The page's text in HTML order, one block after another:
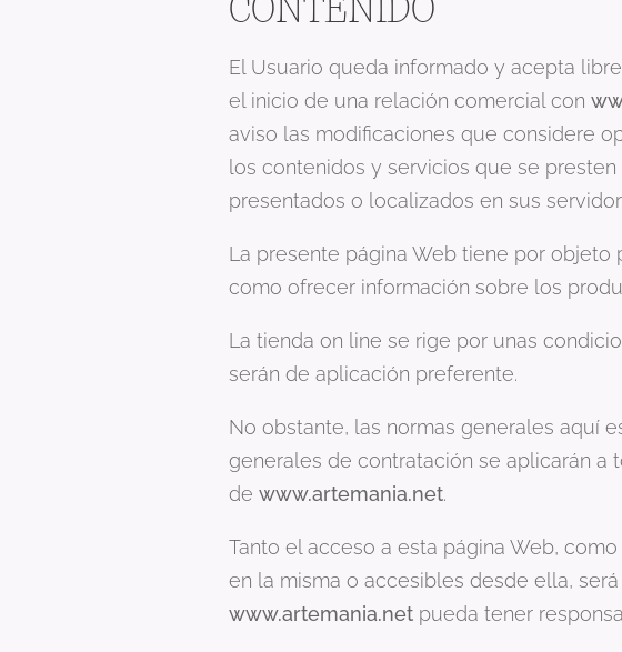
CONTENIDO
El Usuario queda informado y acepta
el inicio de una relación comercial con
aviso las modificaciones que considere
los contenidos y servicios que se
presentados o localizados en sus
La presente página Web tiene por
como ofrecer información sobre los
La tienda on line se rige por unas
serán de aplicación preferente.
No obstante, las normas generales aquí
generales de contratación se aplicarán a
de www.artemania.net.
Tanto el acceso a esta página Web,
en la misma o accesibles desde ella,
www.artemania.netpueda tener